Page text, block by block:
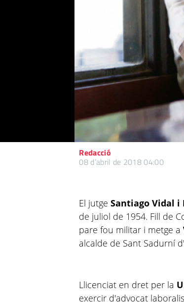
Redacció
08 d’abril de 2018 04:00
El jutge Santiago Vidal i
de juliol de 1954. Fill de
pare fou militar i metge a
alcalde de Sant Sadurní
Llicenciat en dret per la
exercir d'advocat